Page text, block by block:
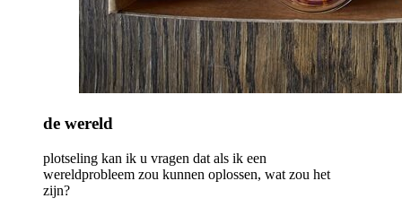
de wereld
plotseling kan ik u vragen dat als ik een
wereldprobleem zou kunnen oplossen, wat zou het
zijn?